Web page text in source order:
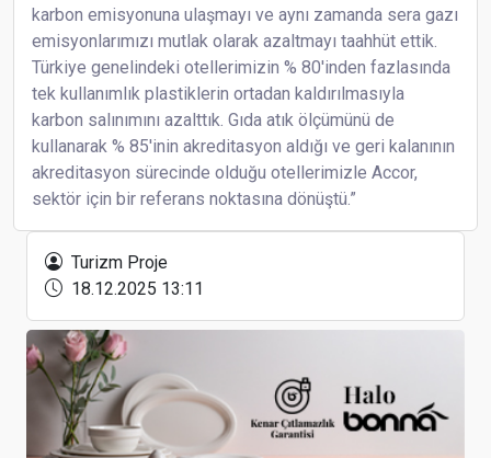
karbon emisyonuna ulaşmayı ve aynı zamanda sera gazı
emisyonlarımızı mutlak olarak azaltmayı taahhüt ettik.
Türkiye genelindeki otellerimizin % 80'inden fazlasında
tek kullanımlık plastiklerin ortadan kaldırılmasıyla
karbon salınımını azalttık. Gıda atık ölçümünü de
kullanarak % 85'inin akreditasyon aldığı ve geri kalanının
akreditasyon sürecinde olduğu otellerimizle Accor,
sektör için bir referans noktasına dönüştü.”
Turizm Proje
18.12.2025 13:11
Etiler’e Yeni Pazarlama Müdürü
THY'den Şehit Yakınları, Gazi ve Gazi Yakınlarına
İndirim